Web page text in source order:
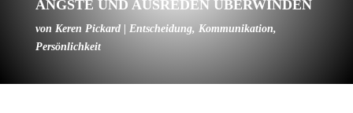
ÄNGSTE UND AUSREDEN ÜBERWINDEN
von Keren Pickard| Entscheidung, Kommunikation,
Persönlichkeit